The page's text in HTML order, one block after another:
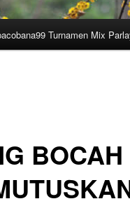
Turnamen Mix